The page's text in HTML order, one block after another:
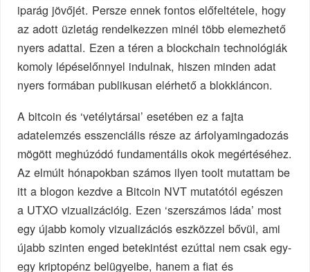
iparág jövőjét. Persze ennek fontos előfeltétele, hogy
az adott üzletág rendelkezzen minél több elemezhető
nyers adattal. Ezen a téren a blockchain technológiák
komoly lépéselőnnyel indulnak, hiszen minden adat
nyers formában publikusan elérhető a blokkláncon.
A bitcoin és ‘vetélytársai’ esetében ez a fajta
adatelemzés esszenciális része az árfolyamingadozás
mögött meghúzódó fundamentális okok megértéséhez.
Az elmúlt hónapokban számos ilyen toolt mutattam be
itt a blogon kezdve a Bitcoin NVT mutatótól egészen
a UTXO vizualizációig. Ezen ‘szerszámos láda’ most
egy újabb komoly vizualizációs eszközzel bővül, ami
újabb szinten enged betekintést ezúttal nem csak egy-
egy kriptopénz belügyeibe, hanem a fiat és